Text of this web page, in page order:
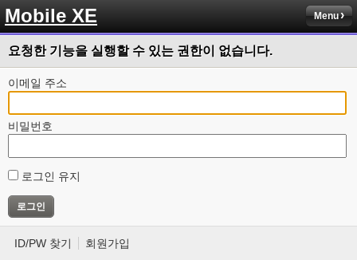
Mobile XE Menu
요청한 기능을 실행할 수 있는 권한이 없습니다.
이메일 주소
비밀번호
로그인 유지
ID/PW 찾기 회원가입